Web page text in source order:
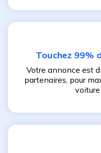
Touchez 99%
Votre annonce est
partenaires, pour